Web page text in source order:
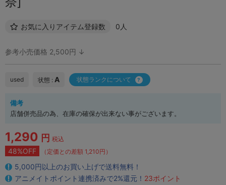
お気に入りアイテム登録数 0人
参考小売価格 2,500円 ↓
used 状態 : A 状態ランクについて
備考
店舗併売品の為、在庫の確保が出来ない事がございます。
1,290 円 税込
48%OFF （定価との差額 1,210円）
5,000円以上のお買い上げで送料無料！
アニメイトポイント連携済みで2%還元！ 23ポイント